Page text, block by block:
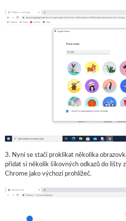
3. Nyní se stačí proklikat několika
přidat si několik šikovných odkazů do lišty
Chrome jako výchozí prohlížeč.